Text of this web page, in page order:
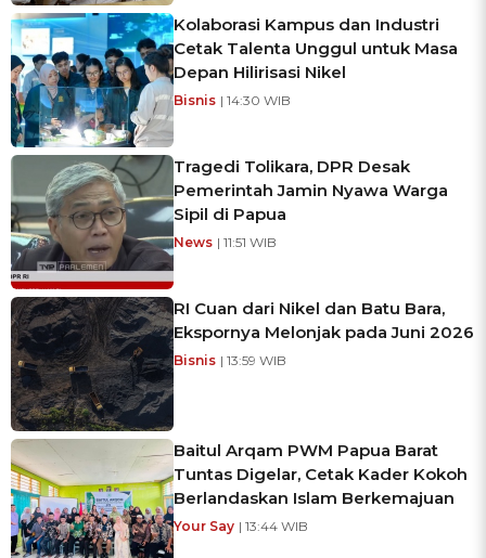
Kolaborasi Kampus dan Industri
Cetak Talenta Unggul untuk Masa
Depan Hilirisasi Nikel
Bisnis | 14:30 WIB
Tragedi Tolikara, DPR Desak
Pemerintah Jamin Nyawa Warga
Sipil di Papua
News | 11:51 WIB
RI Cuan dari Nikel dan Batu Bara,
Ekspornya Melonjak pada Juni 2026
Bisnis | 13:59 WIB
Baitul Arqam PWM Papua Barat
Tuntas Digelar, Cetak Kader Kokoh
Berlandaskan Islam Berkemajuan
Your Say | 13:44 WIB